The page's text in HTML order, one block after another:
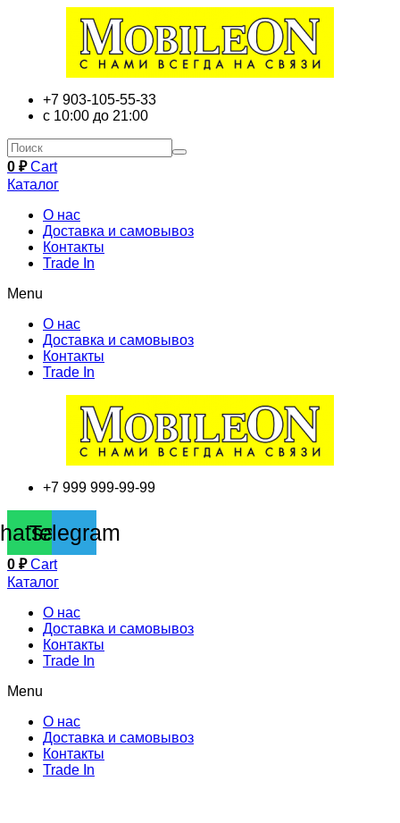
+7 903-105-55-33
с 10:00 до 21:00
0 ₽ Cart
Каталог
О нас
Доставка и самовывоз
Контакты
Trade In
Menu
О нас
Доставка и самовывоз
Контакты
Trade In
+7 999 999-99-99
Telegram
0 ₽ Cart
Каталог
О нас
Доставка и самовывоз
Контакты
Trade In
Menu
О нас
Доставка и самовывоз
Контакты
Trade In